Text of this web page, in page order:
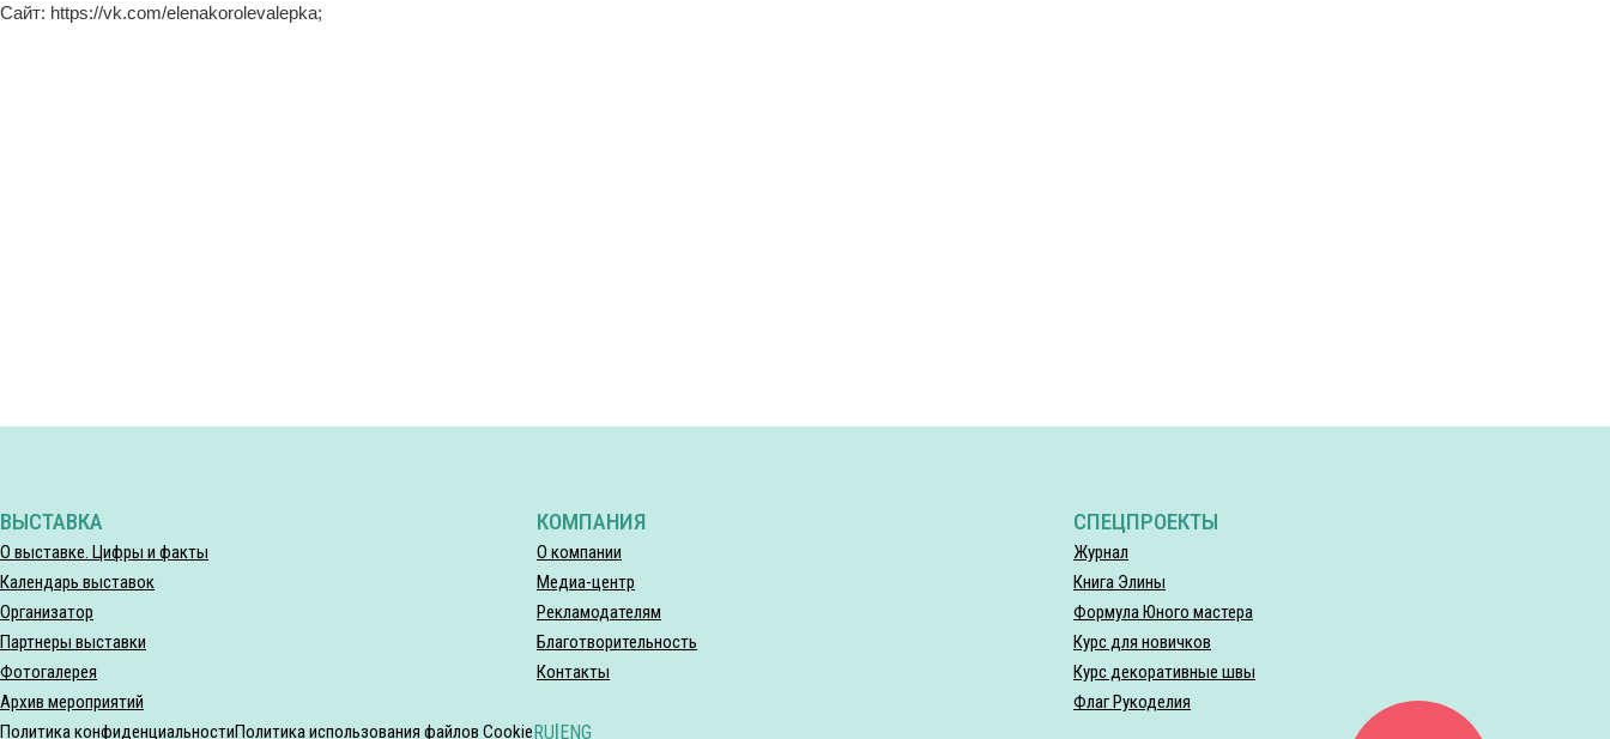
Сайт: https://vk.com/elenakorolevalepka;
ВЫСТАВКА
О выставке. Цифры и факты
Календарь выставок
Организатор
Партнеры выставки
Фотогалерея
Архив мероприятий
КОМПАНИЯ
О компании
Медиа-центр
Рекламодателям
Благотворительность
Контакты
СПЕЦПРОЕКТЫ
Журнал
Книга Элины
Формула Юного мастера
Курс для новичков
Курс декоративные швы
Флаг Рукоделия
Политика конфиденциальностиПолитика использования файлов CookieRU|ENG